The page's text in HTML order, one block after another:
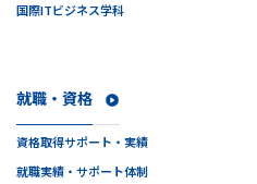
国際ITビジネス学科
就職・資格
資格取得サポート・実績
就職実績・サポート体制